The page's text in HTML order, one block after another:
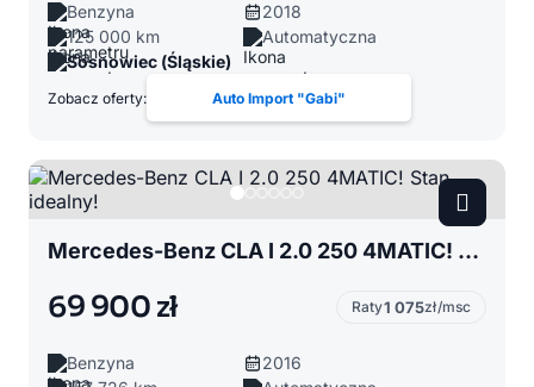
Benzyna
2018
125 000 km
Automatyczna
Sosnowiec (Śląskie)
Zobacz oferty: Auto Import "Gabi"
Mercedes-Benz CLA I 2.0 250 4MATIC! Stan idealny!
69 900 zł Raty1 075zł/msc
Benzyna
2016